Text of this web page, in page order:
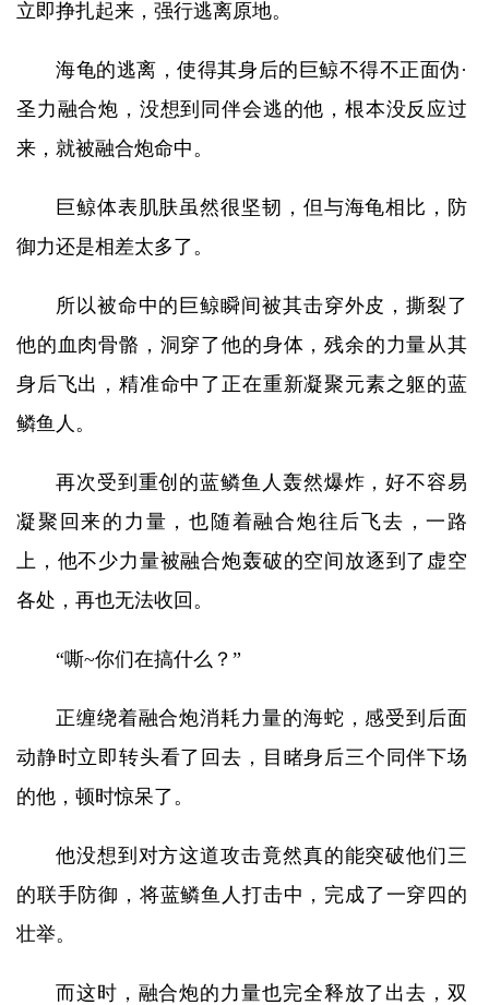
立即挣扎起来，强行逃离原地。
海龟的逃离，使得其身后的巨鲸不得不正面伪·
圣力融合炮，没想到同伴会逃的他，根本没反应过
来，就被融合炮命中。
巨鲸体表肌肤虽然很坚韧，但与海龟相比，防
御力还是相差太多了。
所以被命中的巨鲸瞬间被其击穿外皮，撕裂了
他的血肉骨骼，洞穿了他的身体，残余的力量从其
身后飞出，精准命中了正在重新凝聚元素之躯的蓝
鳞鱼人。
再次受到重创的蓝鳞鱼人轰然爆炸，好不容易
凝聚回来的力量，也随着融合炮往后飞去，一路
上，他不少力量被融合炮轰破的空间放逐到了虚空
各处，再也无法收回。
“嘶~你们在搞什么？”
正缠绕着融合炮消耗力量的海蛇，感受到后面
动静时立即转头看了回去，目睹身后三个同伴下场
的他，顿时惊呆了。
他没想到对方这道攻击竟然真的能突破他们三
的联手防御，将蓝鳞鱼人打击中，完成了一穿四的
壮举。
而这时，融合炮的力量也完全释放了出去，双